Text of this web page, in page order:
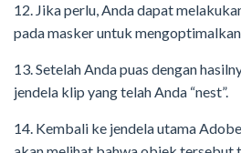
12. Jika perlu, Anda dapat
pada masker untuk
13. Setelah Anda puas dengan
jendela klip yang telah Anda “nest”.
14. Kembali ke jendela utama